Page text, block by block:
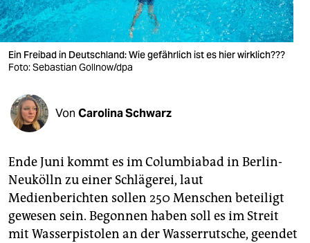
wahrheit
verlag
verlag
veranstaltungen
shop
unterstützen
abo
genossenschaft
Ein Freibad in Deutschland: Wie gefährlich ist es hier wirklich???
Foto: Sebastian Gollnow/dpa
Von Carolina Schwarz
Ende Juni kommt es im Columbiabad in Berlin-
Neukölln zu einer Schlägerei, laut
Medienberichten sollen 250 Menschen beteiligt
gewesen sein. Begonnen haben soll es im Streit
mit Wasserpistolen an der Wasserrutsche, geendet